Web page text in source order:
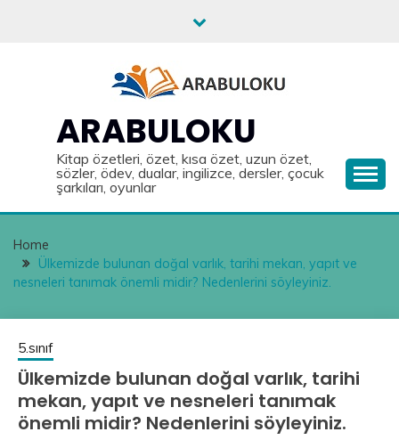
ARABULOKU
Kitap özetleri, özet, kısa özet, uzun özet,
sözler, ödev, dualar, ingilizce, dersler, çocuk
şarkıları, oyunlar
Home
Ülkemizde bulunan doğal varlık, tarihi mekan, yapıt ve
nesneleri tanımak önemli midir? Nedenlerini söyleyiniz.
5.sınıf
Ülkemizde bulunan doğal varlık, tarihi
mekan, yapıt ve nesneleri tanımak
önemli midir? Nedenlerini söyleyiniz.